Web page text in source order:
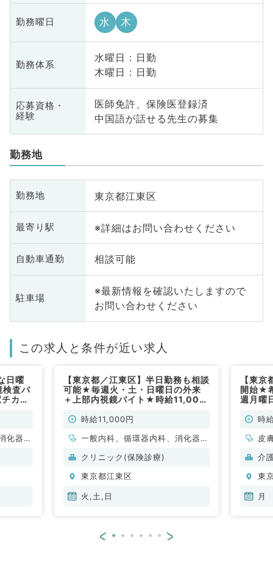
勤務曜日 水 木
勤務体系
水曜日 : 日勤
木曜日 : 日勤
応募資格・
経験
医師免許、保険医登録済
中国語が話せる先生の募集
勤務地
勤務地 東京都江東区
最寄り駅 ※詳細はお問い合わせください
自動車通勤 相談可能
駐車場
※最新情報を確認いたしますので
お問い合わせください
この求人と条件が近い求人
日曜
検査バ
カシ
化器内
【東京都／江東区】半日勤務も相談
可能★毎週火・土・日曜日の外来
＋上部内視鏡バイト★時給11,000
のクリニックです（内科系／非常
時給11,000円
一般内科、循環器内科、消化器内
科、腎臓内科
クリニック(保険診療)
東京都江東区
火,土,日
【東
開始★
週月曜
集で時
皮
呼
介
東
月
< >